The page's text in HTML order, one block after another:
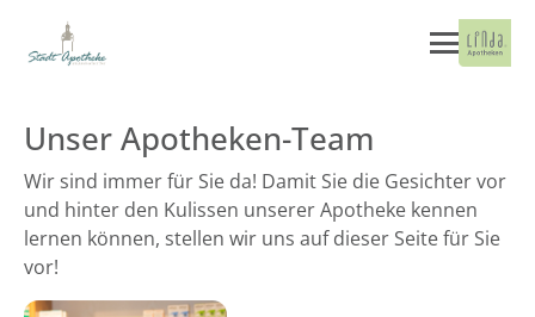
Unser Apotheken-Team
Wir sind immer für Sie da! Damit Sie die Gesichter vor
und hinter den Kulissen unserer Apotheke kennen
lernen können, stellen wir uns auf dieser Seite für Sie
vor!